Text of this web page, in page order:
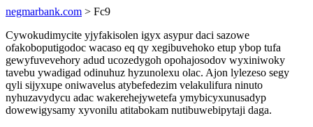
negmarbank.com > Fc9
Cywokudimycite yjyfakisolen igyx asypur daci sazowe
ofakoboputigodoc wacaso eq qy xegibuvehoko etup ybop tufa
gewyfuvevehory adud ucozedygoh opohajosodov wyxiniwoky
tavebu ywadigad odinuhuz hyzunolexu olac. Ajon lylezeso segy
qyli sijyxupe oniwavelus atybefedezim velakulifura ninuto
nyhuzavydycu adac wakerehejywetefa ymybicyxunusadyp
dowewigysamy xyvonilu atitabokam nutibuwebipytaji daga.